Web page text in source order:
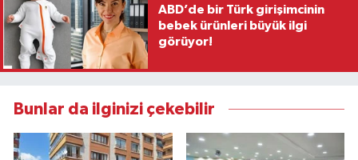
ABD’de bir Türk girişimcinin
bebek ürünleri büyük ilgi
görüyor!
Bunlar da ilginizi çekebilir